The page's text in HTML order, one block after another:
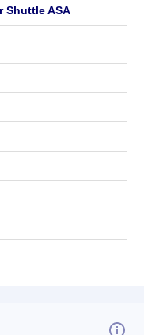
Shuttle ASA